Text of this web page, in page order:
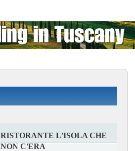
RISTORANTE L'ISOLA CHE
NON C'ERA